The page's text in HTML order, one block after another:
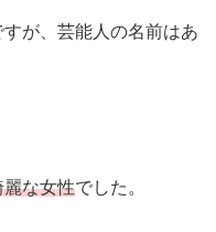
が、芸能人の名前はあ
麗な女性でした。